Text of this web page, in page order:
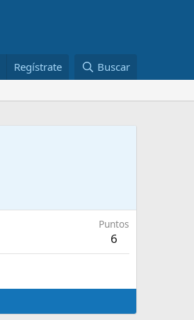
Regístrate Buscar
Puntos
6